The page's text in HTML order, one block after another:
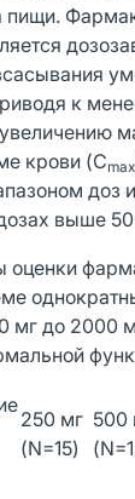
пищи.
к
крови (Cmax
доз
выше
оценки
мг до 2000
250 мг
(N=15)
500